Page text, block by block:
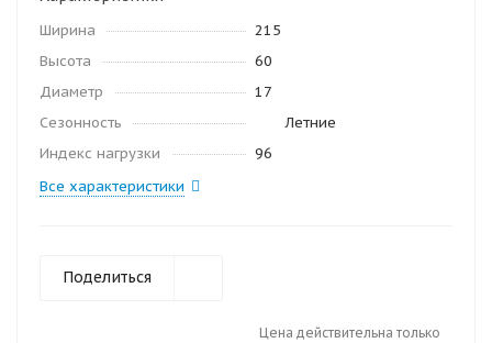
Ширина
215
Высота
60
Диаметр
17
Сезонность
Летние
Индекс нагрузки
96
Все характеристики
Поделиться
Цена действительна только